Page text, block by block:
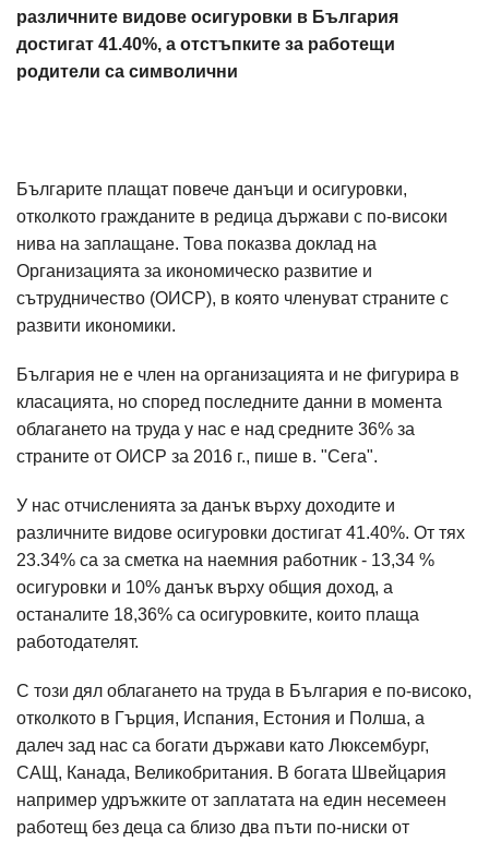
различните видове осигуровки в България
достигат 41.40%, а отстъпките за работещи
родители са символични
Българите плащат повече данъци и осигуровки,
отколкото гражданите в редица държави с по-високи
нива на заплащане. Това показва доклад на
Организацията за икономическо развитие и
сътрудничество (ОИСР), в която членуват страните с
развити икономики.
България не е член на организацията и не фигурира в
класацията, но според последните данни в момента
облагането на труда у нас е над средните 36% за
страните от ОИСР за 2016 г., пише в. "Сега".
У нас отчисленията за данък върху доходите и
различните видове осигуровки достигат 41.40%. От тях
23.34% са за сметка на наемния работник - 13,34 %
осигуровки и 10% данък върху общия доход, а
останалите 18,36% са осигуровките, които плаща
работодателят.
С този дял облагането на труда в България е по-високо,
отколкото в Гърция, Испания, Естония и Полша, а
далеч зад нас са богати държави като Люксембург,
САЩ, Канада, Великобритания. В богата Швейцария
например удръжките от заплатата на един несемеен
работещ без деца са близо два пъти по-ниски от